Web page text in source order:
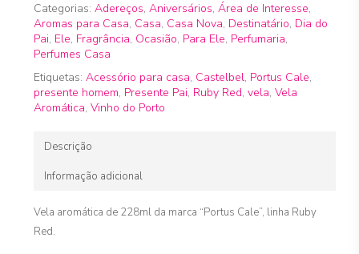
Categorias: Adereços, Aniversários, Área de Interesse,
Aromas para Casa, Casa, Casa Nova, Destinatário, Dia do
Pai, Ele, Fragrância, Ocasião, Para Ele, Perfumaria,
Perfumes Casa
Etiquetas: Acessório para casa, Castelbel, Portus Cale,
presente homem, Presente Pai, Ruby Red, vela, Vela
Aromática, Vinho do Porto
Descrição
Informação adicional
Vela aromática de 228ml da marca “Portus Cale”, linha Ruby
Red.